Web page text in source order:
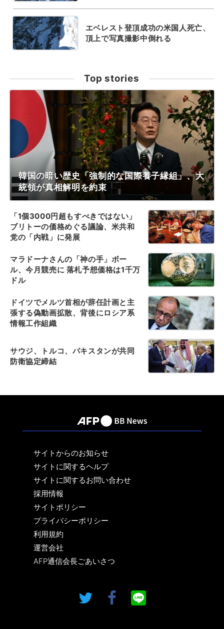
エベレスト登頂成功の米国人死亡、
頂上で写真撮影中倒れる
Top stories
韓国の暗い歴史「強制的な国際養子縁組」、大
統領が真相解明を約束
「1個3000円超もすべきではない」
ブリトーの価格めぐる議論、米共和
党の「内戦」に発展
マラドーナさんの「神の手」ボー
ル、今月競売に 落札予想価格は1千万
ドル
ドイツでメルツ首相が辞任計画と主
張する偽動画拡散、背後にロシア系
情報工作組織
サウジ、トルコ、パキスタンが共同
防衛協定締結
サイトからのお知らせ
サイトに関するヘルプ
サイトに関するお問い合わせ
採用情報
サイトポリシー
プライバシーポリシー
利用規約
運営会社
AFP通信会長ごあいさつ